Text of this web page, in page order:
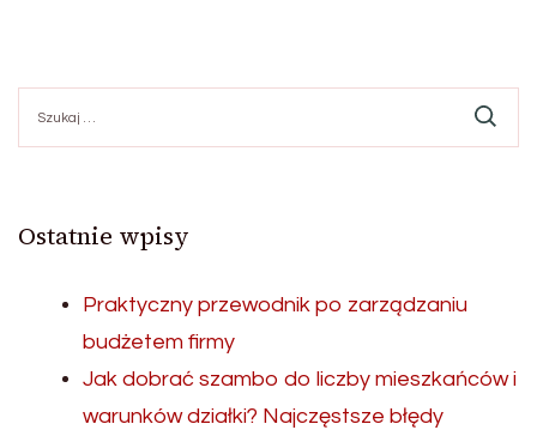
Ostatnie wpisy
Praktyczny przewodnik po zarządzaniu
budżetem firmy
Jak dobrać szambo do liczby mieszkańców i
warunków działki? Najczęstsze błędy